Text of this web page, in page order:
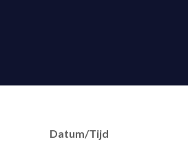
Datum/Tijd